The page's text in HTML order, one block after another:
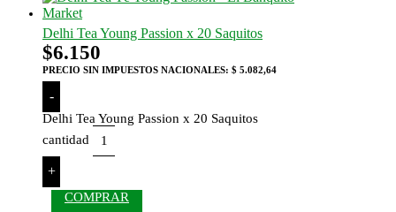
Delhi Tea Young Passion x 20 Saquitos
$6.150
PRECIO SIN IMPUESTOS NACIONALES: $ 5.082,64
-
Delhi Tea Young Passion x 20 Saquitos
cantidad
+
COMPRAR